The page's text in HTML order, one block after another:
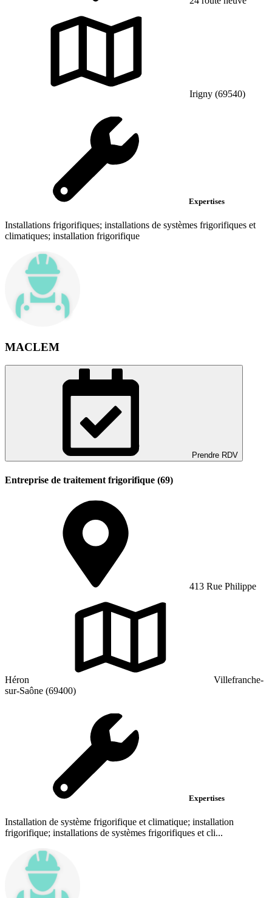
Irigny (69540)
Expertises
Installations frigorifiques; installations de systèmes frigorifiques et
climatiques; installation frigorifique
MACLEM
Prendre RDV
Entreprise de traitement frigorifique (69)
413 Rue Philippe
Héron
Villefranche-
sur-Saône (69400)
Expertises
Installation de système frigorifique et climatique; installation
frigorifique; installations de systèmes frigorifiques et cli...